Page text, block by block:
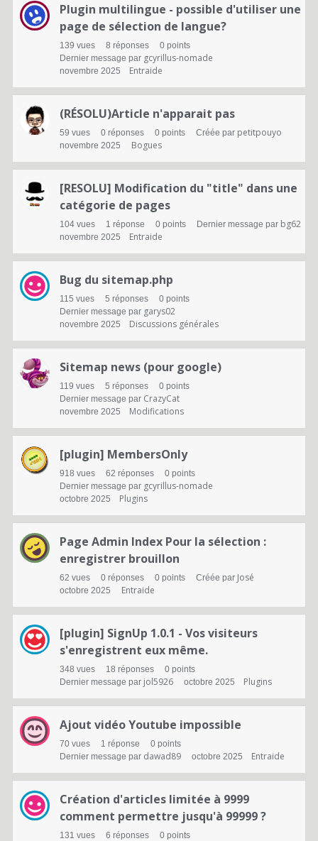
d
i
u
i
o
n
Plugin multilingue - possible d'utiliser une
page de sélection de langue?
139 vues 8 réponses 0 points
Dernier message par gcyrillus-nomade
novembre 2025 Entraide
(RÉSOLU)Article n'apparait pas
59 vues 0 réponses 0 points Créée par petitpouyo
novembre 2025 Bogues
[RESOLU] Modification du "title" dans une
catégorie de pages
104 vues 1 réponse 0 points Dernier message par bg62
novembre 2025 Entraide
Bug du sitemap.php
115 vues 5 réponses 0 points
Dernier message par garys02
novembre 2025 Discussions générales
Sitemap news (pour google)
119 vues 5 réponses 0 points
Dernier message par CrazyCat
novembre 2025 Modifications
[plugin] MembersOnly
918 vues 62 réponses 0 points
Dernier message par gcyrillus-nomade
octobre 2025 Plugins
Page Admin Index Pour la sélection :
enregistrer brouillon
62 vues 0 réponses 0 points Créée par José
octobre 2025 Entraide
[plugin] SignUp 1.0.1 - Vos visiteurs
s'enregistrent eux même.
348 vues 18 réponses 0 points
Dernier message par jol5926 octobre 2025 Plugins
Ajout vidéo Youtube impossible
70 vues 1 réponse 0 points
Dernier message par dawad89 octobre 2025 Entraide
Création d'articles limitée à 9999
comment permettre jusqu'à 99999 ?
131 vues 6 réponses 0 points